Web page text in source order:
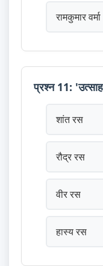
रामकुमार वर्मा
प्रश्न 11:
शांत रस
रौद्र रस
वीर रस
हास्य रस